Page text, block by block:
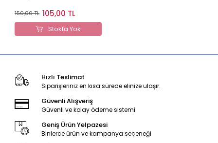
150,00 TL 105,00 TL
Stokta Yok
Hızlı Teslimat
Siparişleriniz en kısa sürede elinize ulaşır.
Güvenli Alışveriş
Güvenli ve kolay ödeme sistemi
Geniş Ürün Yelpazesi
Binlerce ürün ve kampanya seçeneği